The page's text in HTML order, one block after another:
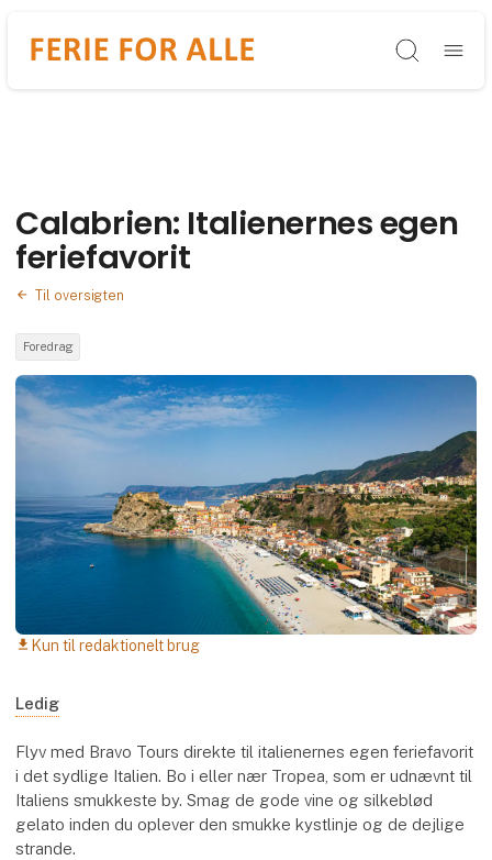
Søg
Calabrien: Italienernes egen
feriefavorit
Til oversigten
Foredrag
download Kun til redaktionelt brug
Ledig
Flyv med Bravo Tours direkte til italienernes egen feriefavorit
i det sydlige Italien. Bo i eller nær Tropea, som er udnævnt til
Italiens smukkeste by. Smag de gode vine og silkeblød
gelato inden du oplever den smukke kystlinje og de dejlige
strande.